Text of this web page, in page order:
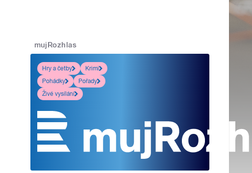
mujRozhlas
Hry a četby
Krimi
Pohádky
Pořady
Živé vysílání